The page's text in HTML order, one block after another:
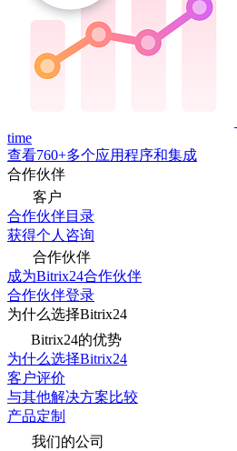
time
查看760+多个应用程序和集成
合作伙伴
客户
合作伙伴目录
获得个人咨询
合作伙伴
成为Bitrix24合作伙伴
合作伙伴登录
为什么选择Bitrix24
Bitrix24的优势
为什么选择Bitrix24
客户评价
与其他解决方案比较
产品定制
我们的公司